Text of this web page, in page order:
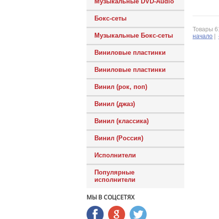
Бокс-сеты
Музыкальные Бокс-сеты
Виниловые пластинки
Виниловые пластинки
Винил (рок, поп)
Винил (джаз)
Винил (классика)
Винил (Россия)
Исполнители
Популярные
исполнители
МЫ В СОЦСЕТЯХ
Товары
начало